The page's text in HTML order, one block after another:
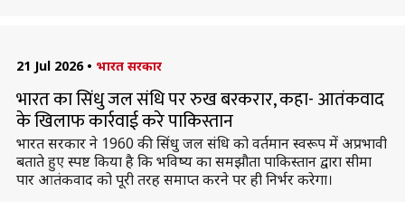
21 Jul 2026 • भारत सरकार
भारत का सिंधु जल संधि पर रुख बरकरार, कहा- आतंकवाद
के खिलाफ कार्रवाई करे पाकिस्तान
भारत सरकार ने 1960 की सिंधु जल संधि को वर्तमान स्वरूप में अप्रभावी
बताते हुए स्पष्ट किया है कि भविष्य का समझौता पाकिस्तान द्वारा सीमा
पार आतंकवाद को पूरी तरह समाप्त करने पर ही निर्भर करेगा।